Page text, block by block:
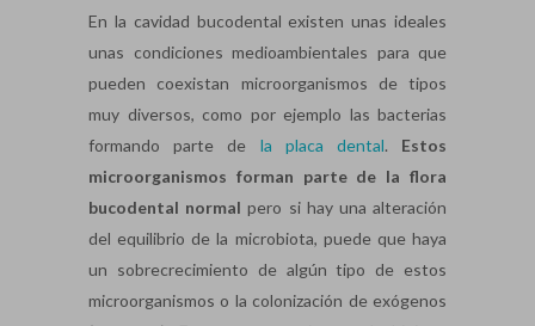
En la cavidad bucodental existen unas ideales
unas condiciones medioambientales para que
pueden coexistan microorganismos de tipos
muy diversos, como por ejemplo las bacterias
formando parte de la placa dental. Estos
microorganismos forman parte de la flora
bucodental normal pero si hay una alteración
del equilibrio de la microbiota, puede que haya
un sobrecrecimiento de algún tipo de estos
microorganismos o la colonización de exógenos